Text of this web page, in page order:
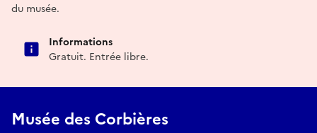
du musée.
Informations
Gratuit. Entrée libre.
Musée des Corbières